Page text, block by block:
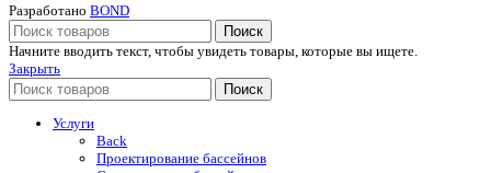
Разработано BOND
Поиск
Начните вводить текст, чтобы увидеть товары, которые вы ищете.
Закрыть
Поиск
Услуги
Back
Проектирование бассейнов